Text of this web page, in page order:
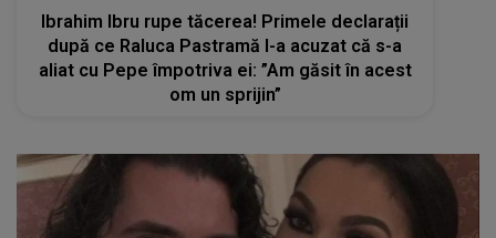
Ibrahim Ibru rupe tăcerea! Primele declarații
după ce Raluca Pastramă l-a acuzat că s-a
aliat cu Pepe împotriva ei: ”Am găsit în acest
om un sprijin”